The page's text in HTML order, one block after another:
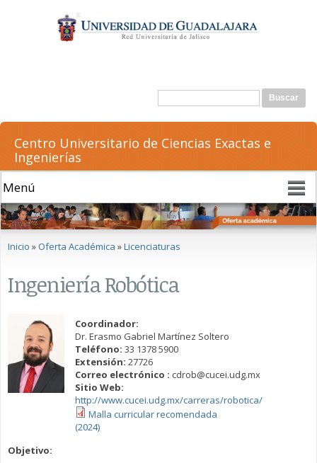
contenido
principal
Formulario de búsqueda
Buscar
Centro Universitario de Ciencias Exactas e
Ingenierías
Se encuentra usted aquí
Inicio »Oferta Académica »Licenciaturas
Ingeniería Robótica
Coordinador:
Dr. Erasmo Gabriel Martínez Soltero
Teléfono: 33 1378 5900
Extensión: 27726
Correo electrónico : cdrob@cucei.udg.mx
Sitio Web:
http://www.cucei.udg.mx/carreras/robotica/
Malla curricular recomendada
(2024)
Objetivo: